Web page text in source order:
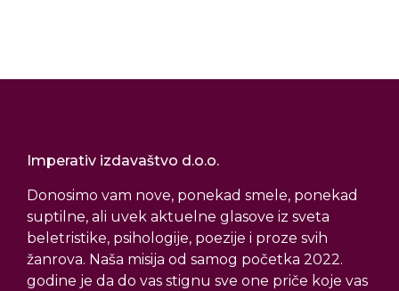
Imperativ izdavaštvo d.o.o.
Donosimo vam nove, ponekad smele, ponekad
suptilne, ali uvek aktuelne glasove iz sveta
beletristike, psihologije, poezije i proze svih
žanrova. Naša misija od samog početka 2022.
godine je da do vas stignu sve one priče koje vas